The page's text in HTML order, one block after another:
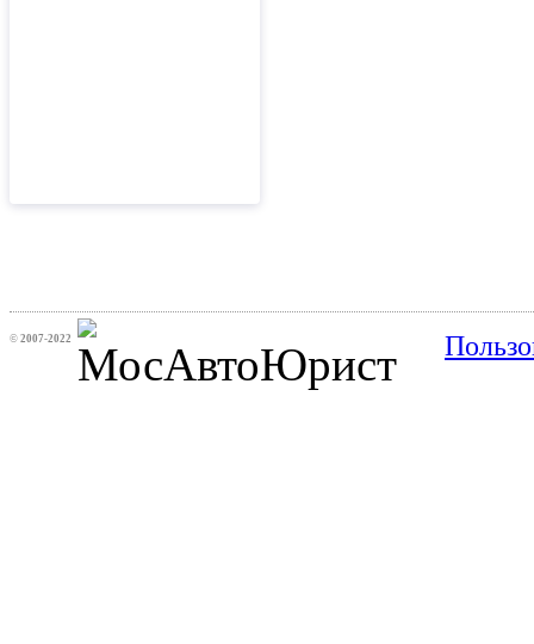
© 2007-2022